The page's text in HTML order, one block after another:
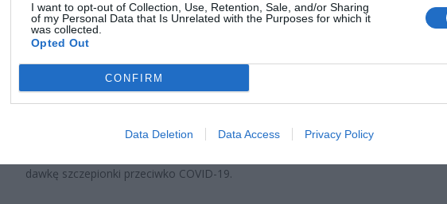
I want to opt-out of Collection, Use, Retention, Sale, and/or Sharing
of my Personal Data that Is Unrelated with the Purposes for which it
was collected.
Opted Out
CONFIRM
Data Deletion Data Access Privacy Policy
co ze zdrowiem Jarosława Kaczyńskiego, dla którego Sobolewski jest bliskim
dawkę szczepionki przeciwko COVID-19.